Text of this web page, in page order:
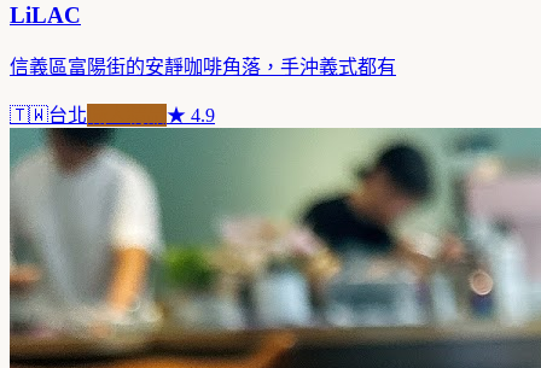
LiLAC
信義區富陽街的安靜咖啡角落，手沖義式都有
🇹🇼台北 ★ 4.9